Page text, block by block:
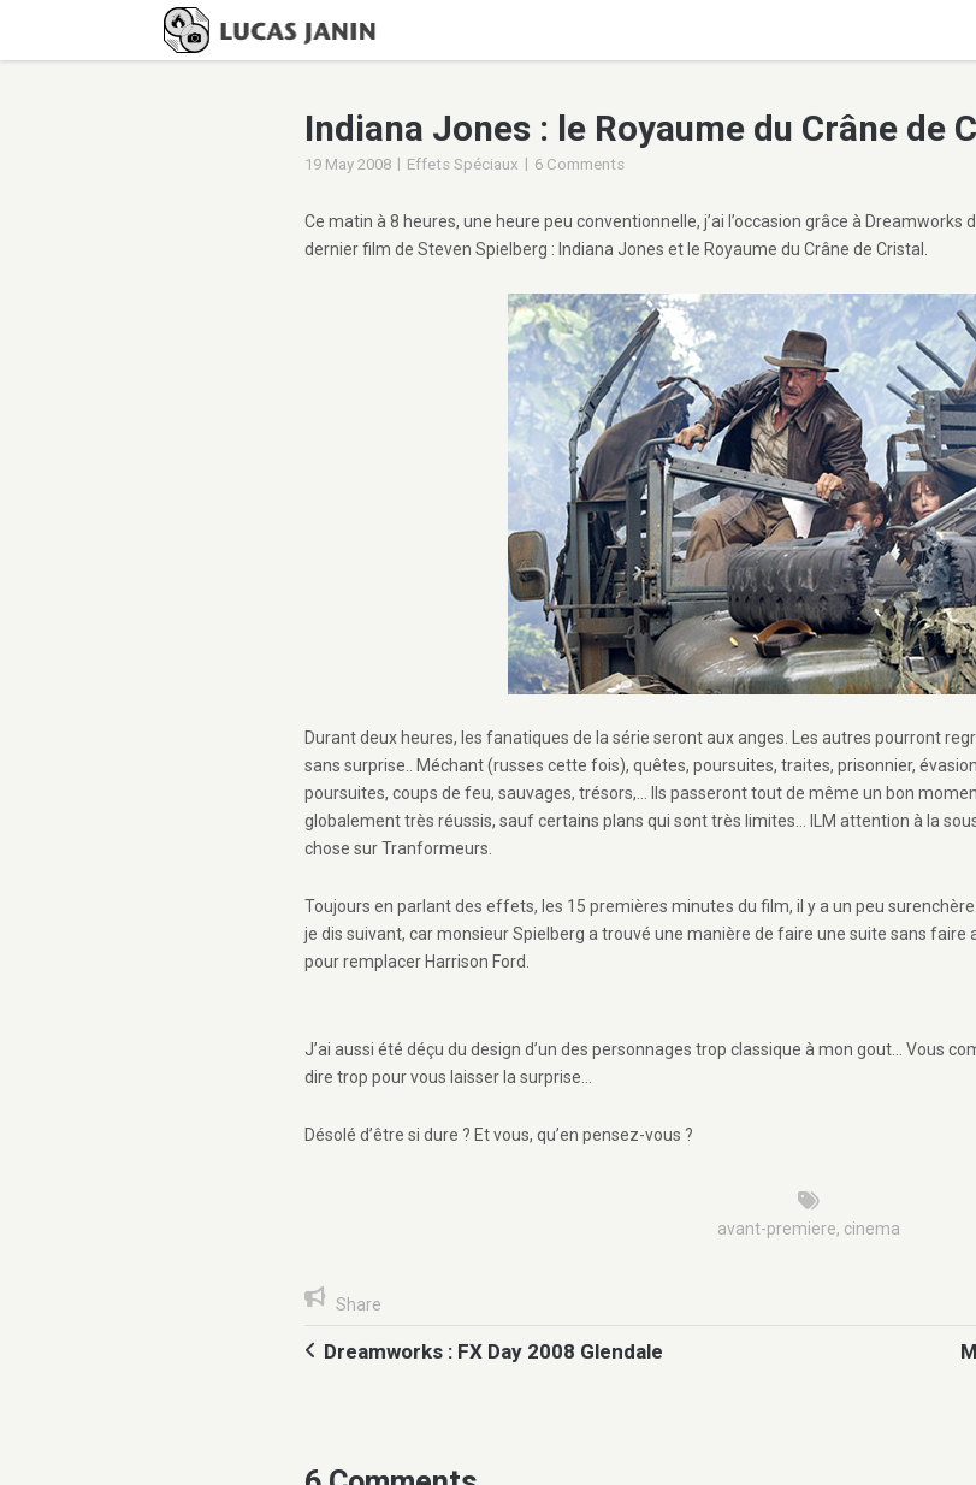
Indiana Jones : le Royaume du Crâne de
19 May 2008 | Effets Spéciaux | 6 Comments
Ce matin à 8 heures, une heure peu conventionnelle, j’ai l’occasion grâce à
dernier film de Steven Spielberg : Indiana Jones et le Royaume du Crâne de Cristal.
Durant deux heures, les fanatiques de la série seront aux anges. Les autres pourront
sans surprise.. Méchant (russes cette fois), quêtes, poursuites, traites, prisonnier,
poursuites, coups de feu, sauvages, trésors,… Ils passeront tout de même un bon
globalement très réussis, sauf certains plans qui sont très limites… ILM attention à la
chose sur Tranformeurs.
Toujours en parlant des effets, les 15 premières minutes du film, il y a un peu
je dis suivant, car monsieur Spielberg a trouvé une manière de faire une suite sans
pour remplacer Harrison Ford.
J’ai aussi été déçu du design d’un des personnages trop classique à mon gout… Vous
dire trop pour vous laisser la surprise…
Désolé d’être si dure ? Et vous, qu’en pensez-vous ?
avant-premiere, cinema
Share
Dreamworks : FX Day 2008 Glendale